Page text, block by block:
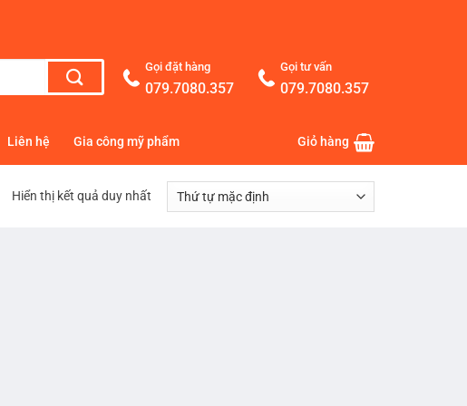
Gọi đặt hàng
079.7080.357
Gọi tư vấn
079.7080.357
Liên hệ Gia công mỹ phẩm Giỏ hàng
Hiển thị kết quả duy nhất